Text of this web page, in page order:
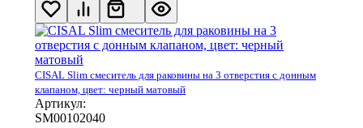
CISAL Slim смеситель для раковины на 3 отверстия с донным
клапаном, цвет: черный матовый
Артикул:
SM00102040